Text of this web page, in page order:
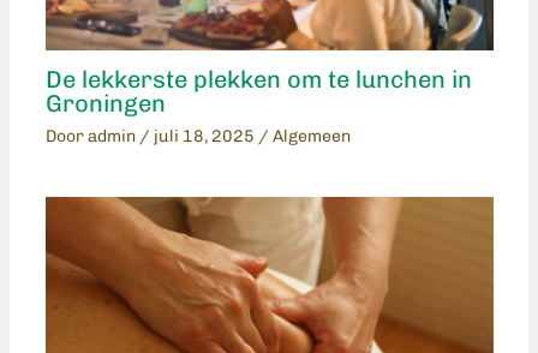
De lekkerste plekken om te lunchen in
Groningen
Door admin / juli 18, 2025 / Algemeen